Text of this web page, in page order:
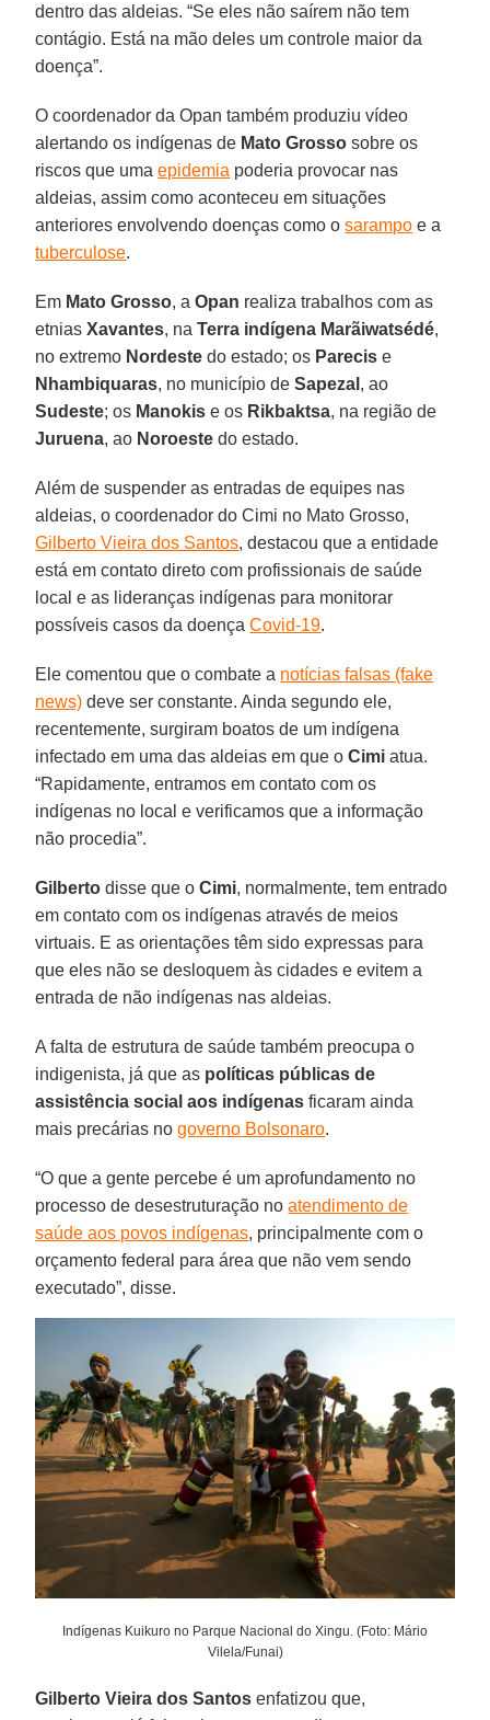
dentro das aldeias. “Se eles não saírem não tem
contágio. Está na mão deles um controle maior da
doença”.
O coordenador da Opan também produziu vídeo
alertando os indígenas de Mato Grosso sobre os
riscos que umaepidemia poderia provocar nas
aldeias, assim como aconteceu em situações
anteriores envolvendo doenças como osarampo e a
tuberculose.
Em Mato Grosso, aOpan realiza trabalhos com as
etniasXavantes, naTerra indígena Marãiwatsédé,
no extremo Nordeste do estado; os Parecis e
Nhambiquaras, no município deSapezal , ao
Sudeste; os Manokis e os Rikbaktsa, na região de
Juruena, ao Noroeste do estado.
Além de suspender as entradas de equipes nas
aldeias, o coordenador do Cimi no Mato Grosso,
Gilberto Vieira dos Santos, destacou que a entidade
está em contato direto com profissionais de saúde
local e as lideranças indígenas para monitorar
possíveis casos da doença Covid-19.
Ele comentou que o combate a notícias falsas (fake
news) deve ser constante. Ainda segundo ele,
recentemente, surgiram boatos de um indígena
infectado em uma das aldeias em que oCimi atua.
“Rapidamente, entramos em contato com os
indígenas no local e verificamos que a informação
não procedia”.
Gilberto disse que oCimi, normalmente, tem entrado
em contato com os indígenas através de meios
virtuais. E as orientações têm sido expressas para
que eles não se desloquem às cidades e evitem a
entrada de não indígenas nas aldeias.
A falta de estrutura de saúde também preocupa o
indigenista, já que as políticas públicas de
assistência social aos indígenas ficaram ainda
mais precárias nogoverno Bolsonaro.
“O que a gente percebe é um aprofundamento no
processo de desestruturação noatendimento de
saúde aos povos indígenas, principalmente com o
orçamento federal para área que não vem sendo
executado”, disse.
Indígenas Kuikuro no Parque Nacional do Xingu. (Foto: Mário
Vilela/Funai)
Gilberto Vieira dos Santos enfatizou que,